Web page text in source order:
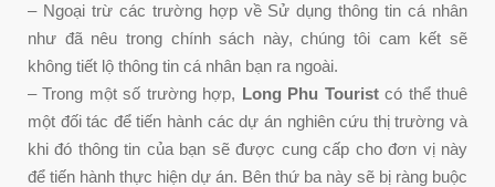
– Ngoại trừ các trường hợp về Sử dụng thông tin cá nhân
như đã nêu trong chính sách này, chúng tôi cam kết sẽ
không tiết lộ thông tin cá nhân bạn ra ngoài.
– Trong một số trường hợp, Long Phu Touristcó thể thuê
một đối tác để tiến hành các dự án nghiên cứu thị trường và
khi đó thông tin của bạn sẽ được cung cấp cho đơn vị này
để tiến hành thực hiện dự án. Bên thứ ba này sẽ bị ràng buộc